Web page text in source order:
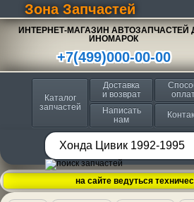
Зона Запчастей
ИНТЕРНЕТ-МАГАЗИН АВТОЗАПЧАСТЕЙ
ИНОМАРОК
+7(499)000-00-00
Каталог
запчастей
Доставка
и возврат
Написать
нам
на сайте ведуться